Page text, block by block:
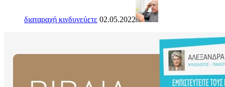
διαταραχή κινδυνεύετε 02.05.2022